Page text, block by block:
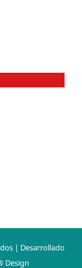
| Desarrollado
Design